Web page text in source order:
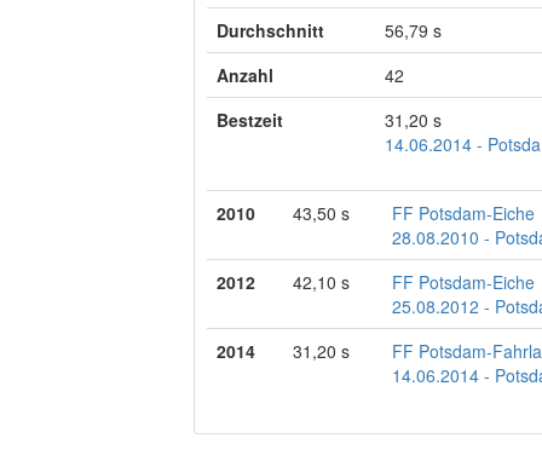
Durchschnitt
56,79 s
Anzahl
42
Bestzeit
31,20 s
14.06.2014 -
2010 43,50 s
FF Potsdam-Eiche
28.08.2010 -
2012
42,10 s
FF Potsdam-Eiche
25.08.2012 -
2014
31,20 s
FF Potsdam-
14.06.2014 -